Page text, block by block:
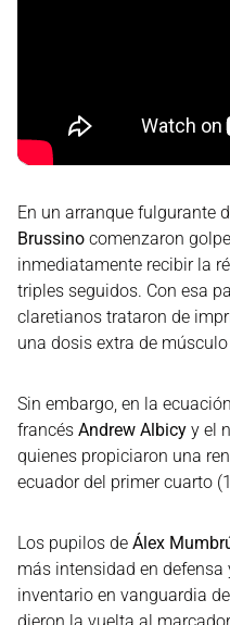
En un arranque fulgurante
Brussino comenzaron
inmediatamente recibir la
triples seguidos. Con esa
claretianos trataron de
una dosis extra de
Sin embargo, en la
francés Andrew Albicy y el
quienes propiciaron una
ecuador del primer cuarto
Los pupilos de Álex
más intensidad en defensa
inventario en vanguardia de
dieron la vuelta al